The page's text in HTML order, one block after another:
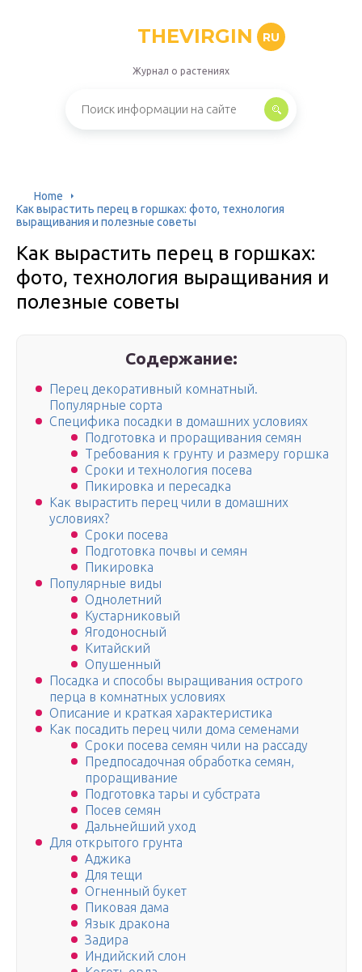
THEVIRGIN RU
Журнал о растениях
Home
Как вырастить перец в горшках: фото, технология
выращивания и полезные советы
Как вырастить перец в горшках:
фото, технология выращивания и
полезные советы
Содержание:
Перец декоративный комнатный.
Популярные сорта
Специфика посадки в домашних условиях
Подготовка и проращивания семян
Требования к грунту и размеру горшка
Сроки и технология посева
Пикировка и пересадка
Как вырастить перец чили в домашних
условиях?
Сроки посева
Подготовка почвы и семян
Пикировка
Популярные виды
Однолетний
Кустарниковый
Ягодоносный
Китайский
Опушенный
Посадка и способы выращивания острого
перца в комнатных условиях
Описание и краткая характеристика
Как посадить перец чили дома семенами
Сроки посева семян чили на рассаду
Предпосадочная обработка семян,
проращивание
Подготовка тары и субстрата
Посев семян
Дальнейший уход
Для открытого грунта
Аджика
Для тещи
Огненный букет
Пиковая дама
Язык дракона
Задира
Индийский слон